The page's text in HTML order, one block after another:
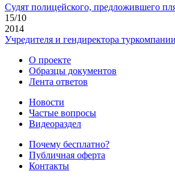
Судят полицейского, предложившего
15/10
2014
Учредителя и гендиректора
О проекте
Образцы документов
Лента ответов
Новости
Частые вопросы
Видеораздел
Почему бесплатно?
Публичная оферта
Контакты